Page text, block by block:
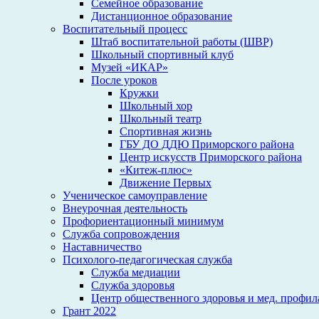
Семейное образование
Дистанционное образование
Воспитательный процесс
Штаб воспитательной работы (ШВР)
Школьный спортивный клуб
Музей «ИКАР»
После уроков
Кружки
Школьный хор
Школьный театр
Спортивная жизнь
ГБУ ДО ДДЮ Приморского района
Центр искусств Приморского района
«Китеж-плюс»
Движение Первых
Ученическое самоуправление
Внеурочная деятельность
Профориентационный минимум
Служба сопровождения
Наставничество
Психолого-педагогическая служба
Служба медиации
Служба здоровья
Центр общественного здоровья и мед.
Грант 2022